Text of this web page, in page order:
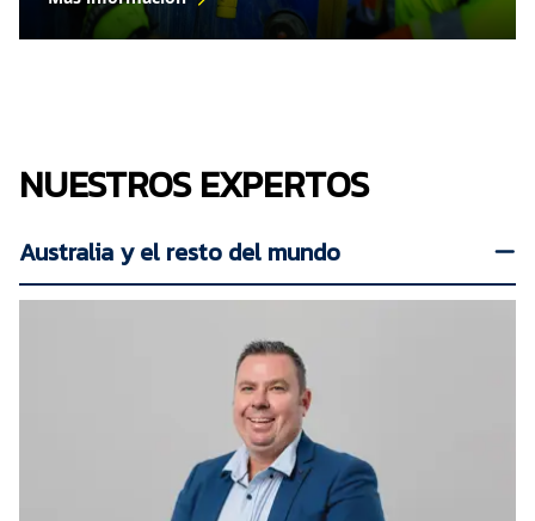
NUESTROS EXPERTOS
Australia y el resto del mundo